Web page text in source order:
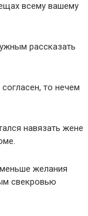
всему вашему
рассказать
то нечем
навязать жене
желания
свекровью